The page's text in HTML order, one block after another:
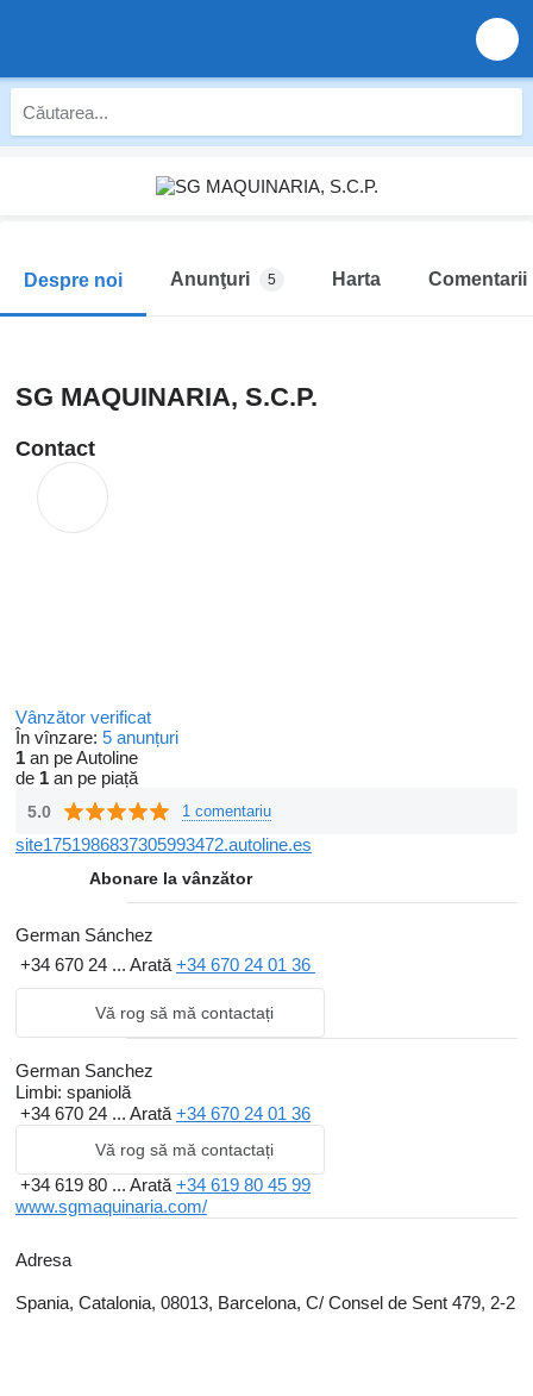
Despre noi Anunţuri 5 Harta Comentarii
SG MAQUINARIA, S.C.P.
Contact
Vânzător verificat
În vînzare: 5 anunțuri
1 an pe Autoline
de 1 an pe piață
5.0 1 comentariu
site1751986837305993472.autoline.es
Abonare la vânzător
German Sánchez
+34 670 24 ... Arată+34 670 24 01 36
Vă rog să mă contactați
German Sanchez
Limbi: spaniolă
+34 670 24 ... Arată +34 670 24 01 36
Vă rog să mă contactați
+34 619 80 ... Arată +34 619 80 45 99
www.sgmaquinaria.com/
Adresa
Spania, Catalonia, 08013, Barcelona, C/ Consel de Sent 479, 2-2